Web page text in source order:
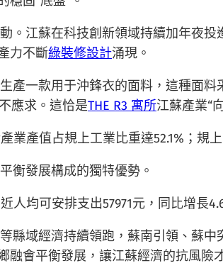
。江蘇在科技創新領域持續加年夜
力不斷綠裝修設計涌現。
產一款用于沖鋒衣的面料，這種面
應求。這恰是THE R3 寓所江蘇產業“
業產值占規上工業比重達52.1%；規
衡發展構成的獨特優勢。
人均可安排支出57971元，同比增長
縣域經濟持續領跑，蘇南引領、蘇
融會平衡發展，讓江蘇經濟的抗風險